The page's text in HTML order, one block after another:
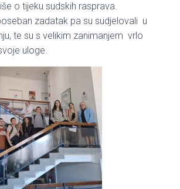
o tijeku sudskih rasprava.
zadatak pa su sudjelovali u
te su s velikim zanimanjem vrlo
uloge.